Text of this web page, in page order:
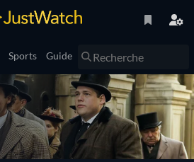
Sports Guide